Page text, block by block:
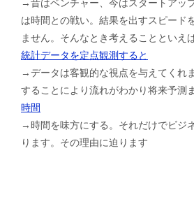
→昔はベンチャー、今はスタートアッ
は時間との戦い。結果を出すスピード
ません。そんなとき考えることといえ
統計データを定点観測すると
→データは客観的な視点を与えてくれ
することにより流れがわかり将来予測
時間
→時間を味方にする。それだけでビジ
ります。その理由に迫ります